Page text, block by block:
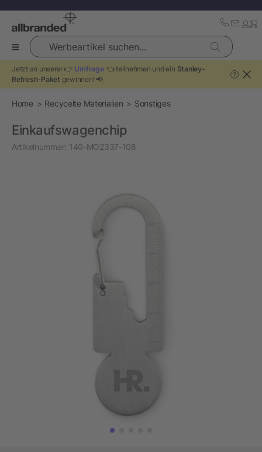
Werbeartikel suchen...
Jetzt an unserer 👉 Umfrage👈 teilnehmen und ein Stanley-
Refresh-Paket gewinnen! 📢
?
Home Recycelte Materialien Sonstiges
Einkaufswagenchip
Artikelnummer: 140-MO2337-108